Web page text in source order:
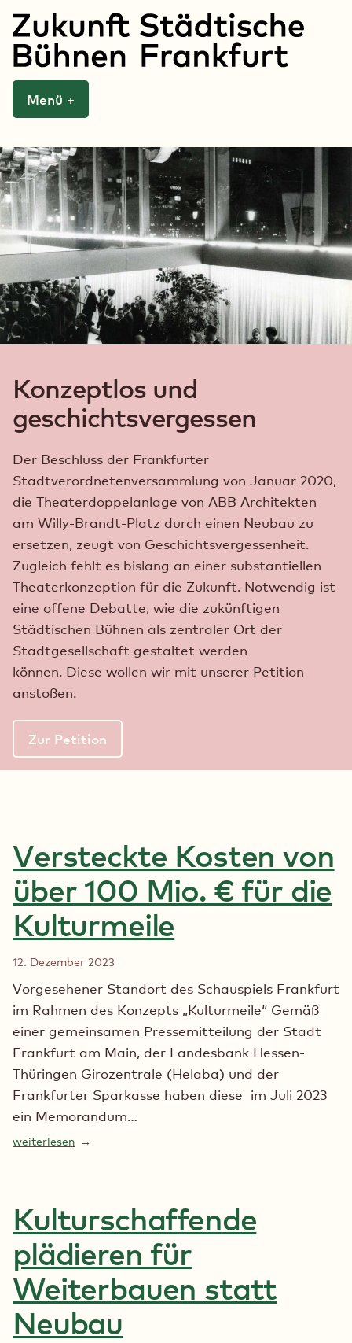
Zum
Inhalt
springen
Zukunft Städtische
Menü +
Konzeptlos und
geschichtsvergessen
Der Beschluss der Frankfurter
Stadtverordnetenversammlung von Januar 2020,
die Theaterdoppelanlage von ABB Architekten
am Willy-Brandt-Platz durch einen Neubau zu
ersetzen, zeugt von Geschichtsvergessenheit.
Zugleich fehlt es bislang an einer substantiellen
Theaterkonzeption für die Zukunft. Notwendig ist
eine offene Debatte, wie die zukünftigen
Städtischen Bühnen als zentraler Ort der
Stadtgesellschaft gestaltet werden
können. Diese wollen wir mit unserer Petition
anstoßen.
Zur Petition
Versteckte Kosten von
über 100 Mio. € für die
Kulturmeile
12. Dezember 2023
Vorgesehener Standort des Schauspiels Frankfurt
im Rahmen des Konzepts „Kulturmeile“ Gemäß
einer gemeinsamen Pressemitteilung der Stadt
Frankfurt am Main, der Landesbank Hessen-
Thüringen Girozentrale (Helaba) und der
Frankfurter Sparkasse haben diese im Juli 2023
ein Memorandum…
weiterlesen
Kulturschaffende
plädieren für
Weiterbauen statt
Neubau